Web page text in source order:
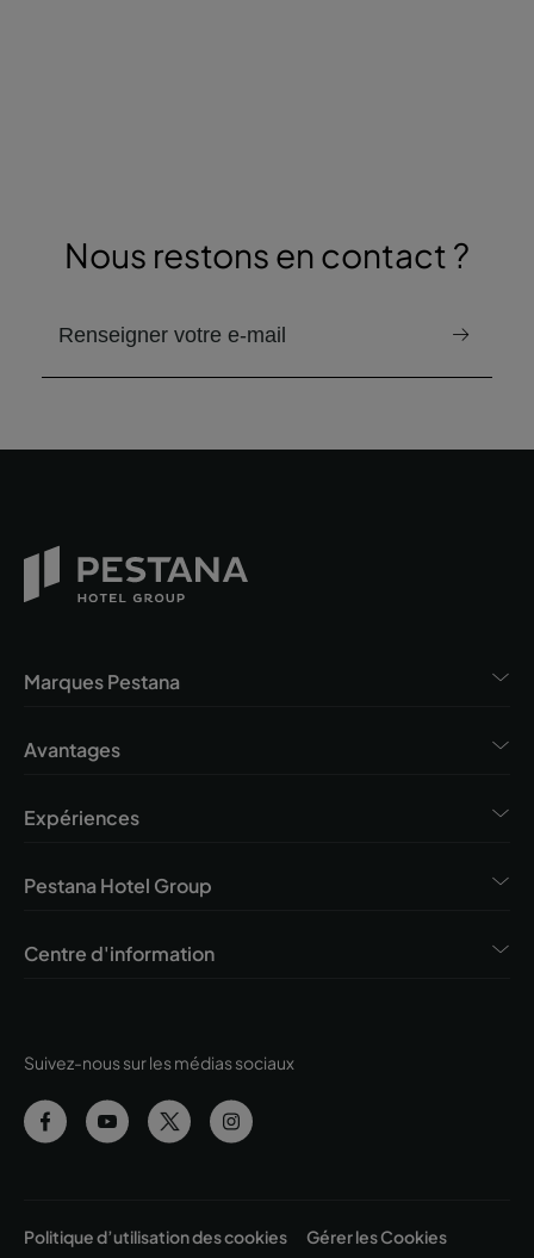
Nous restons en contact ?
email pour recevoir la newsletter
Suivez-nous sur les médias sociaux
Marques Pestana
Avantages
Expériences
Pestana Hotel Group
Centre d'information
Politique d’utilisation des cookies Gérer les Cookies